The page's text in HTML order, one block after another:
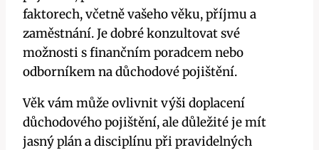
faktorech, včetně vašeho věku, příjmu a
zaměstnání. Je dobré konzultovat své
možnosti s finančním poradcem nebo
odborníkem na důchodové pojištění.
Věk vám může ovlivnit výši doplacení
důchodového pojištění, ale důležité je mít
jasný plán a disciplínu při pravidelných